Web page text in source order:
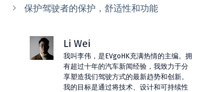
保护驾驶者的保护，舒适性和功能
Li Wei
我叫李伟，是EVgoHK充满热情的主编。拥
有超过十年的汽车新闻经验，我致力于分
享塑造我们驾驶方式的最新趋势和创新。
我的目标是通过将技术、设计和可持续性